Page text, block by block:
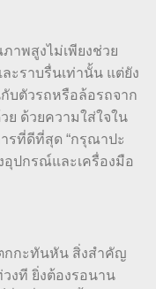
าพสูงไม่เพียงช่วย
ละราบรื่นเท่านั้น แต่ยัง
บตัวรถหรือล้อรถจาก
ย ด้วยความใส่ใจใน
รที่ดีที่สุด “กรุณาปะ
ปกรณ์และเครื่องมือ
กกะทันหัน สิ่งสำคัญ
งที ยิ่งต้องรอนาน